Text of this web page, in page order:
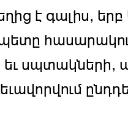
է գալիս, երբ
եւ սպտակների,